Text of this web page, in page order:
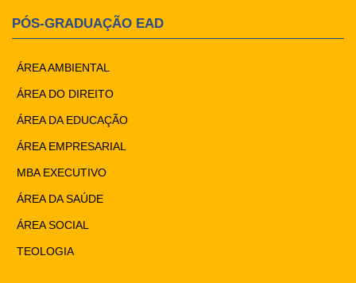
PÓS-GRADUAÇÃO EAD
ÁREA AMBIENTAL
ÁREA DO DIREITO
ÁREA DA EDUCAÇÃO
ÁREA EMPRESARIAL
MBA EXECUTIVO
ÁREA DA SAÚDE
ÁREA SOCIAL
TEOLOGIA